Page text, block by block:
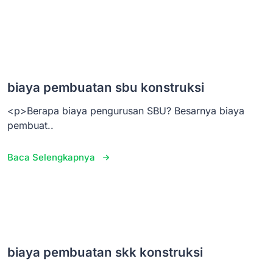
biaya pembuatan sbu konstruksi
<p>Berapa biaya pengurusan SBU? Besarnya biaya
pembuat..
Baca Selengkapnya
biaya pembuatan skk konstruksi